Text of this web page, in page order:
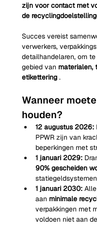
zijn voor contact met
de
Succes vereist
verwerkers,
detailhandelaren, om
gebied van materialen,
etikettering .
Wanneer
houden?
12 augustus 2026:
PPWR zijn van
beperkingen met
1 januari 2029:
90% gescheiden
statiegeldsystemen
1 januari 2030:
aan minimale
verpakkingen met
voldoen niet aan